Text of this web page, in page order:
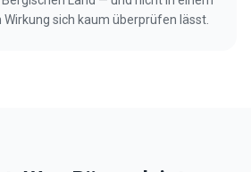
sich kaum überprüfen lässt.